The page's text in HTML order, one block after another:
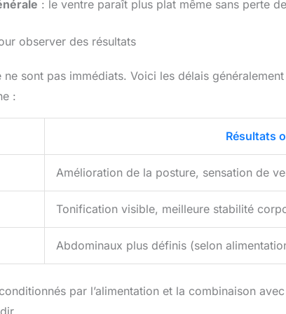
: le ventre paraît plus plat même sans perte
observer des résultats
ne sont pas immédiats. Voici les délais
:
Résultats
Amélioration de la posture, sensation de
Tonification visible, meilleure stabilité
Abdominaux plus définis (selon
par l’alimentation et la combinaison